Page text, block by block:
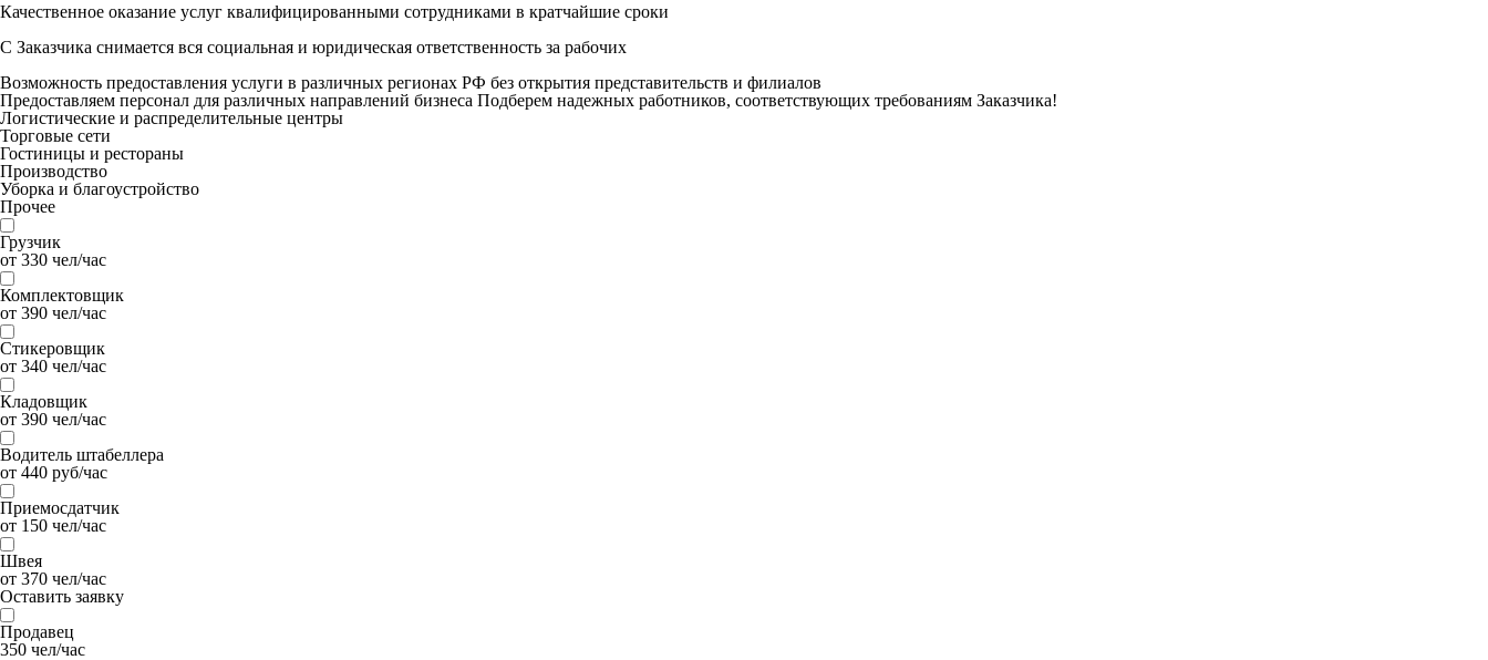
Качественное оказание услуг квалифицированными сотрудниками в кратчайшие сроки
С Заказчика снимается вся социальная и юридическая ответственность за рабочих
Возможность предоставления услуги в различных регионах РФ без открытия представительств и филиалов
Предоставляем персонал для различных направлений бизнеса Подберем надежных работников, соответствующих требованиям Заказчика!
Логистические и распределительные центры
Торговые сети
Гостиницы и рестораны
Производство
Уборка и благоустройство
Прочее
Грузчик
от 330 чел/час
Комплектовщик
от 390 чел/час
Стикеровщик
от 340 чел/час
Кладовщик
от 390 чел/час
Водитель штабеллера
от 440 руб/час
Приемосдатчик
от 150 чел/час
Швея
от 370 чел/час
Оставить заявку
Продавец
350 чел/час